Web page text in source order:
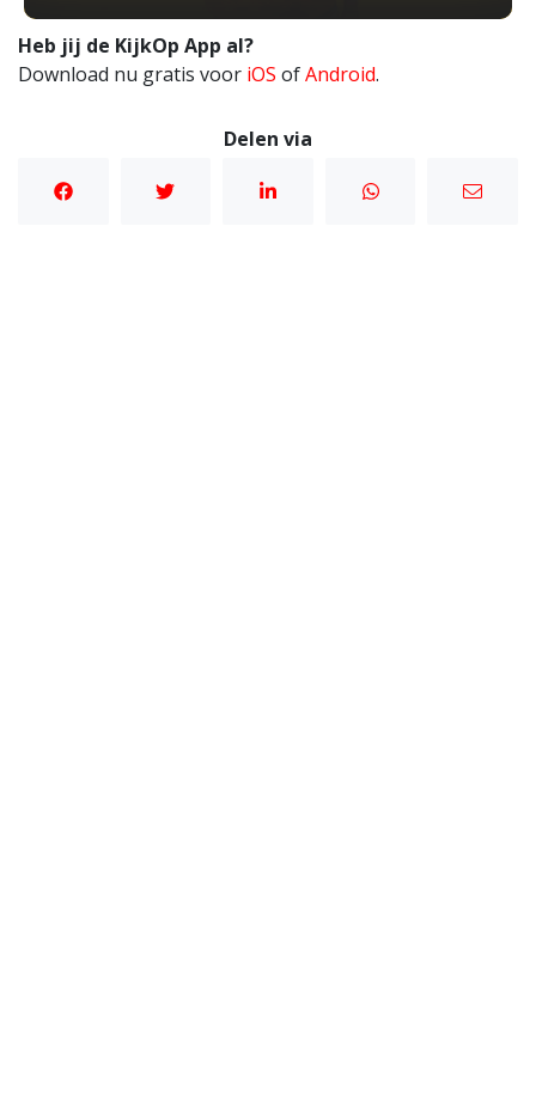
Heb jij de KijkOp App al?
Download nu gratis voor iOS ofAndroid.
Delen via